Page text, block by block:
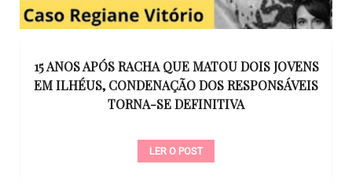
15 ANOS APÓS RACHA QUE MATOU DOIS JOVENS
EM ILHÉUS, CONDENAÇÃO DOS RESPONSÁVEIS
TORNA-SE DEFINITIVA
LER O POST